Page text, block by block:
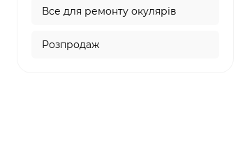
Все для ремонту окулярів
Розпродаж